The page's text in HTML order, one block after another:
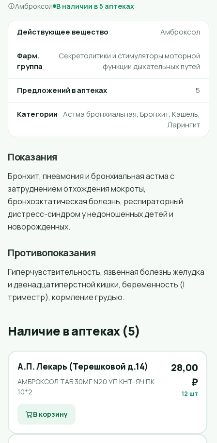
Амброксол В наличии в 5 аптеках
Действующее вещество Амброксол
Фарм.
группа
Секретолитики и стимуляторы моторной
функции дыхательных путей
Предложений в аптеках 5
Категории Астма бронхиальная, Бронхит, Кашель,
Ларингит
Показания
Бронхит, пневмония и бронхиальная астма с
затруднением отхождения мокроты,
бронхоэктатическая болезнь, респираторный
дистресс-синдром у недоношенных детей и
новорожденных.
Противопоказания
Гиперчувствительность, язвенная болезнь желудка
и двенадцатиперстной кишки, беременность (I
триместр), кормление грудью.
Наличие в аптеках (5)
А.П. Лекарь (Терешковой д.14)
АМБРОКСОЛ ТАБ 30МГ N20 УП КНТ-ЯЧ ПК
10*2
28,00
₽
12 шт
В корзину